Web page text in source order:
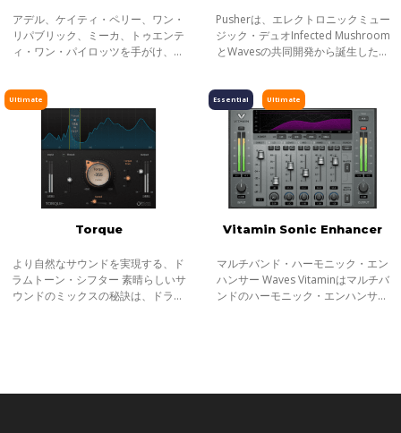
アデル、ケイティ・ペリー、ワン・
リパブリック、ミーカ、トゥエンテ
ィ・ワン・パイロッツを手がけ、累
エンジニア、Greg Wells監修によ
る、ハーモ
Pusherは、エレクトロニックミュー
ジック・デュオInfected Mushroom
とWavesの共同開発から誕生した、
す。
Ultimate
Torque
より自然なサウンドを実現する、ド
ラムトーン・シフター 素晴らしいサ
ウンドのミックスの秘訣は、ドラム
Ultimate
Essential
Vitamin Sonic Enhancer
マルチバンド・ハーモニック・エン
ハンサー Waves Vitaminはマルチバ
ンドのハーモニック・エンハンサー